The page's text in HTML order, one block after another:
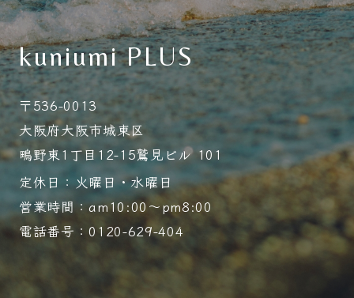
kuniumi PLUS
〒536-0013
大阪府大阪市城東区
鴫野東1丁目12-15鷲見ビル 101
定休日：火曜日・水曜日
営業時間：am10:00～pm8:00
電話番号：0120-629-404